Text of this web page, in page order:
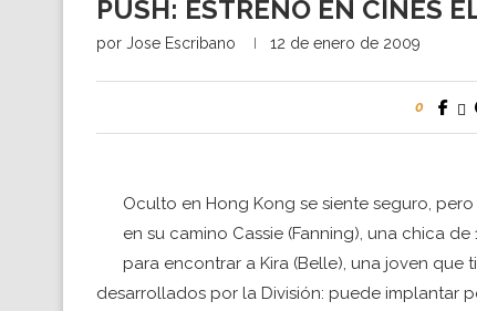
PUSH: ESTRENO EN CINES
por Jose Escribano 12 de enero de 2009
0
Oculto en Hong Kong se siente seguro,
en su camino Cassie (Fanning), una chica
para encontrar a Kira (Belle), una joven
desarrollados por la División: puede implantar